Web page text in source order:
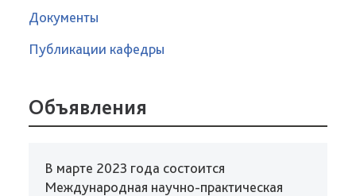
Документы
Публикации кафедры
Объявления
В марте 2023 года состоится
Международная научно-практическая